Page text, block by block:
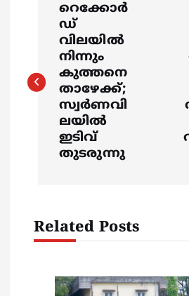
s
t
റെക്കോർ
ഡ്
വിലയിൽ
നിന്നും
കുത്തനെ
താഴേക്ക്;
സ്വർണവി
ലയിൽ
ഇടിവ്
തുടരുന്നു
Related Posts